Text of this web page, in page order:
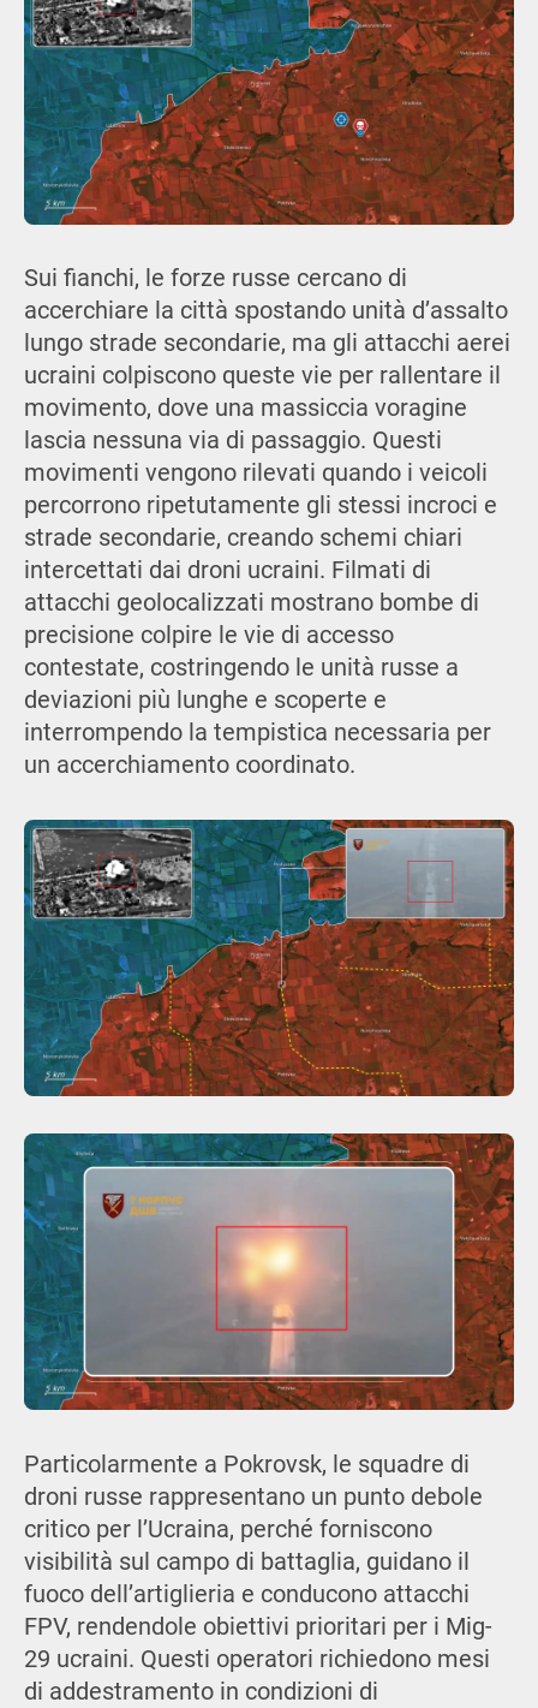
Sui fianchi, le forze russe cercano di
accerchiare la città spostando unità d’assalto
lungo strade secondarie, ma gli attacchi aerei
ucraini colpiscono queste vie per rallentare il
movimento, dove una massiccia voragine
lascia nessuna via di passaggio. Questi
movimenti vengono rilevati quando i veicoli
percorrono ripetutamente gli stessi incroci e
strade secondarie, creando schemi chiari
intercettati dai droni ucraini. Filmati di
attacchi geolocalizzati mostrano bombe di
precisione colpire le vie di accesso
contestate, costringendo le unità russe a
deviazioni più lunghe e scoperte e
interrompendo la tempistica necessaria per
un accerchiamento coordinato.
Particolarmente a Pokrovsk, le squadre di
droni russe rappresentano un punto debole
critico per l’Ucraina, perché forniscono
visibilità sul campo di battaglia, guidano il
fuoco dell’artiglieria e conducono attacchi
FPV, rendendole obiettivi prioritari per i Mig-
29 ucraini. Questi operatori richiedono mesi
di addestramento in condizioni di